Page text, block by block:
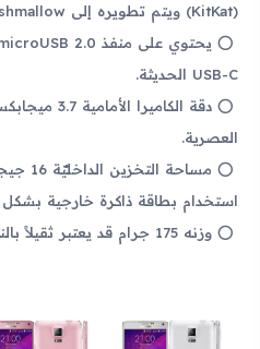
(KitKat) ويتم تطويره إلى Marshmallow فقط.
USB-C الحديثة.
دقة
العصرية.
مساحة
استخدام بطاقة ذاكرة خارجية
وزنه 175 جرام قد يعتبر ثقيلاً بالنسبة لبعض المستخدمين.